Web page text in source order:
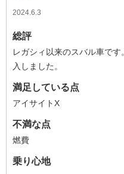
2024.6.3
総評
レガシィ以来のスバル車で
入しました。
満足している点
アイサイトX
不満な点
燃費
乗り心地